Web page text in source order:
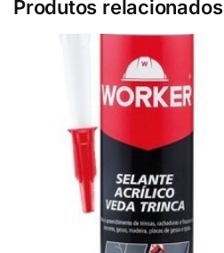
Produtos relacionados